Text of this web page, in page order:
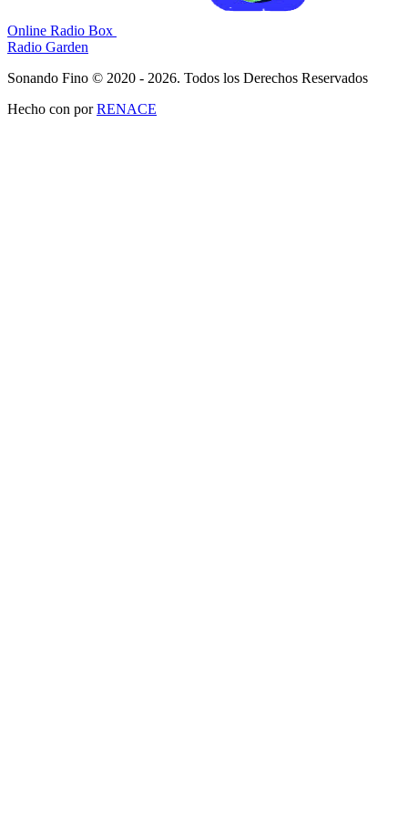
Online Radio Box
Radio Garden
Sonando Fino © 2020 - 2026. Todos los Derechos Reservados
Hecho con porRENACE